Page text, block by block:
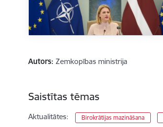
Autors: Zemkopības ministrija
Saistītas tēmas
Aktualitātes: Birokrātijas mazināšana